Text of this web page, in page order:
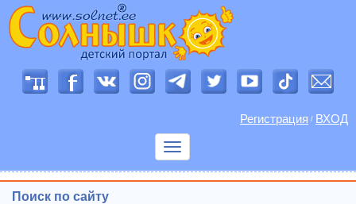
Регистрация / ВХОД
Показать
Поиск по сайту